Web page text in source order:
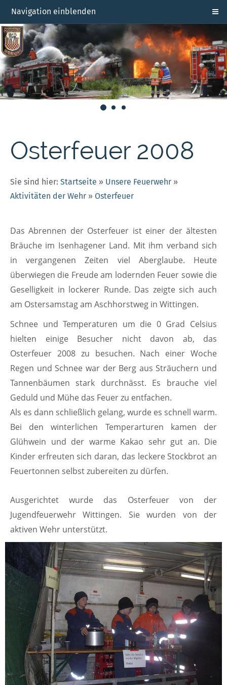
Navigation einblenden
Osterfeuer 2008
Sie sind hier: Startseite » Unsere Feuerwehr »
Aktivitäten der Wehr » Osterfeuer
Das Abrennen der Osterfeuer ist einer der ältesten
Bräuche im Isenhagener Land. Mit ihm verband sich
in vergangenen Zeiten viel Aberglaube. Heute
überwiegen die Freude am lodernden Feuer sowie die
Geselligkeit in lockerer Runde. Das zeigte sich auch
am Ostersamstag am Aschhorstweg in Wittingen.
Schnee und Temperaturen um die 0 Grad Celsius
hielten einige Besucher nicht davon ab, das
Osterfeuer 2008 zu besuchen. Nach einer Woche
Regen und Schnee war der Berg aus Sträuchern und
Tannenbäumen stark durchnässt. Es brauche viel
Geduld und Mühe das Feuer zu entfachen.
Als es dann schließlich gelang, wurde es schnell warm.
Bei den winterlichen Temperarturen kamen der
Glühwein und der warme Kakao sehr gut an. Die
Kinder erfreuten sich daran, das leckere Stockbrot an
Feuertonnen selbst zubereiten zu dürfen.
Ausgerichtet wurde das Osterfeuer von der
Jugendfeuerwehr Wittingen. Sie wurden von der
aktiven Wehr unterstützt.